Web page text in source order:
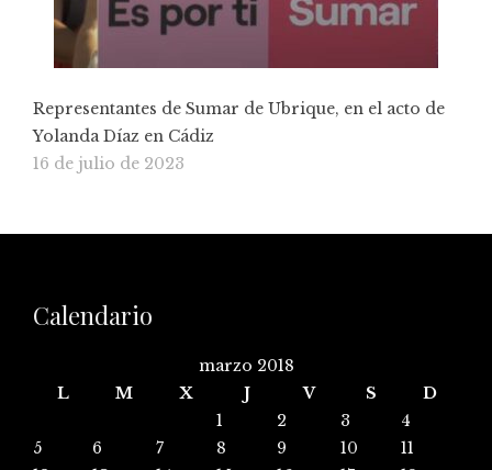
Representantes de Sumar de Ubrique, en el acto de
Yolanda Díaz en Cádiz
16 de julio de 2023
Calendario
marzo 2018
L
M X J V S
D
1
2 3
4
5
6 7 8 9 10
11